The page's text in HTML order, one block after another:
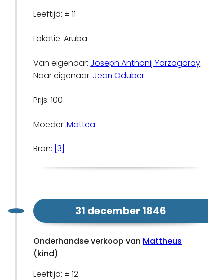
Leeftijd: ± 11
Lokatie: Aruba
Van eigenaar: Joseph Anthonij Yarzagaray
Naar eigenaar: Jean Oduber
Prijs: 100
Moeder:Mattea
Bron: [3]
31 december 1846
Onderhandse verkoop van Mattheus
(kind)
Leeftijd: ± 12